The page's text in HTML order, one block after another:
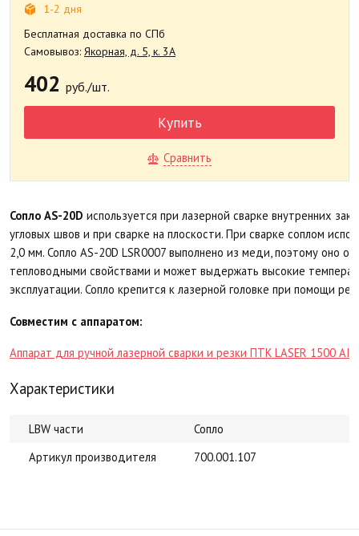
1-2 дня
Бесплатная доставка по СПб
Самовывоз: Якорная, д. 5, к. 3А
402 руб./шт.
Купить
Сравнить
Сопло AS-20D используется при лазерной сварке внутренних
угловых швов и при сварке на плоскости. При сварке соплом
2,0 мм. Сопло AS-20D LSR0007 выполнено из меди, поэтому оно
тепловодными свойствами и может выдержать высокие
эксплуатации. Сопло крепится к лазерной головке при помощи
Совместим с аппаратом:
Аппарат для ручной лазерной сварки и резки ПТК LASER 1500
Характеристики
LBW части
Сопло
Артикул производителя
700.001.107